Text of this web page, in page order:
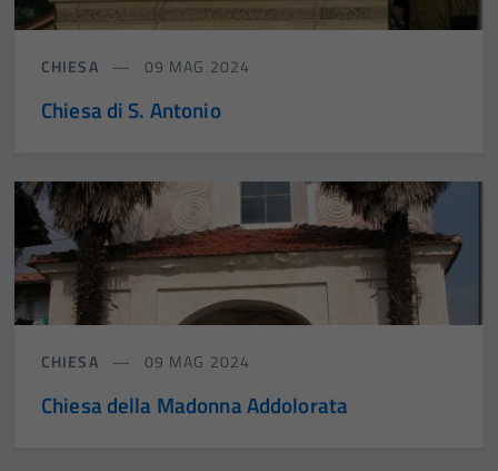
CHIESA 09 MAG 2024
Chiesa di S. Antonio
CHIESA 09 MAG 2024
Chiesa della Madonna Addolorata